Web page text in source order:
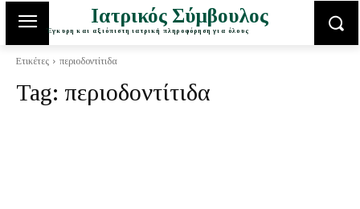
Ιατρικός Σύμβουλος
Έγκυρη και αξιόπιστη ιατρική πληροφόρηση για όλους
Ετικέτες περιοδοντίτιδα
Tag: περιοδοντίτιδα